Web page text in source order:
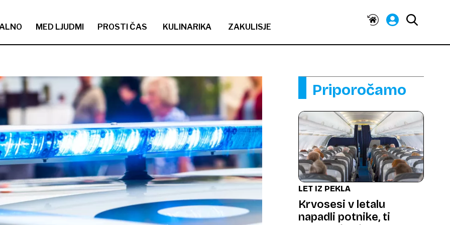
MED LJUDMI PROSTI ČAS KULINARIKA ZAKULISJE
Priporočamo
LET IZ PEKLA
Krvosesi v letalu
napadli potnike, ti